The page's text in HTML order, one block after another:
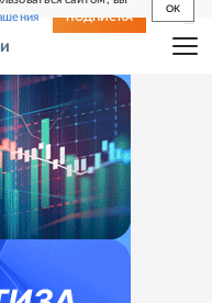
OK
ПОДПИСКА